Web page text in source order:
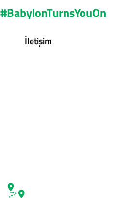
#BabylonTurnsYouOn
İletişim